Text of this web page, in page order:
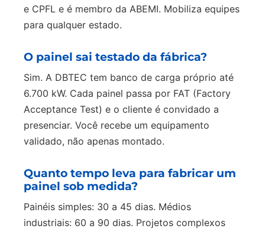
e CPFL e é membro da ABEMI. Mobiliza equipes
para qualquer estado.
O painel sai testado da fábrica?
Sim. A DBTEC tem banco de carga próprio até
6.700 kW. Cada painel passa por FAT (Factory
Acceptance Test) e o cliente é convidado a
presenciar. Você recebe um equipamento
validado, não apenas montado.
Quanto tempo leva para fabricar um
painel sob medida?
Painéis simples: 30 a 45 dias. Médios
industriais: 60 a 90 dias. Projetos complexos